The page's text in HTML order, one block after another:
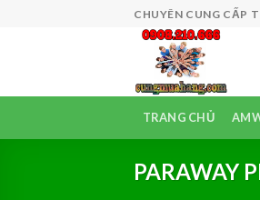
CHUYÊN CUNG CẤP
TRANG CHỦ
PARAWAY